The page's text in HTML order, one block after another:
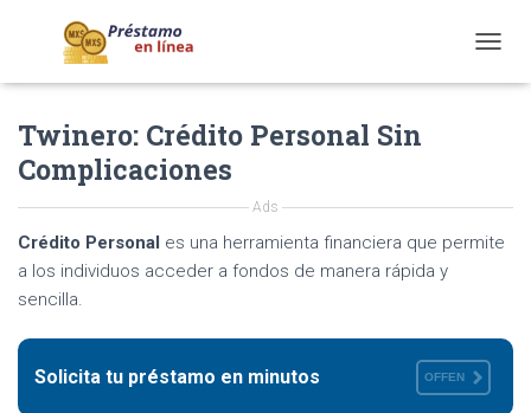
O
V
N
Twinero: Crédito Personal Sin
Complicaciones
Ads
Crédito Personal es una herramienta financiera que permite
a los individuos acceder a fondos de manera rápida y
sencilla.
Solicita tu préstamo en minutos OFFEN